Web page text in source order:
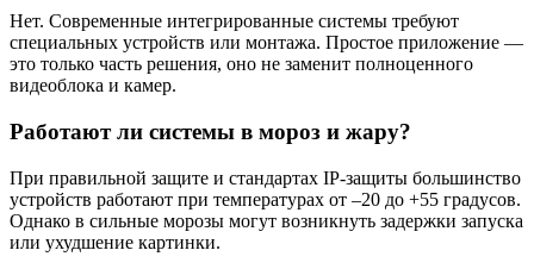
Нет. Современные интегрированные системы требуют
специальных устройств или монтажа. Простое приложение —
это только часть решения, оно не заменит полноценного
видеоблока и камер.
Работают ли системы в мороз и жару?
При правильной защите и стандартах IP-защиты большинство
устройств работают при температурах от –20 до +55 градусов.
Однако в сильные морозы могут возникнуть задержки запуска
или ухудшение картинки.